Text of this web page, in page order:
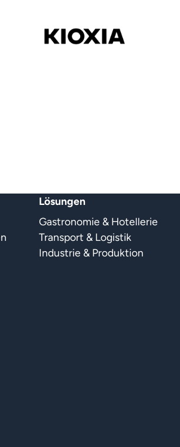
Lösungen
Gastronomie & Hotellerie
Transport & Logistik
Industrie & Produktion